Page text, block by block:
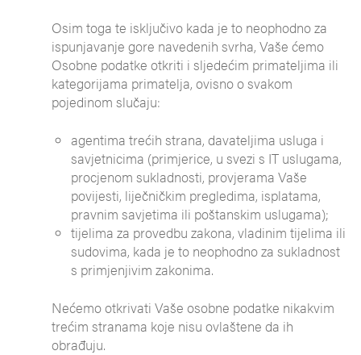
Osim toga te isključivo kada je to neophodno za
ispunjavanje gore navedenih svrha, Vaše ćemo
Osobne podatke otkriti i sljedećim primateljima ili
kategorijama primatelja, ovisno o svakom
pojedinom slučaju:
agentima trećih strana, davateljima usluga i
savjetnicima (primjerice, u svezi s IT uslugama,
procjenom sukladnosti, provjerama Vaše
povijesti, liječničkim pregledima, isplatama,
pravnim savjetima ili poštanskim uslugama);
tijelima za provedbu zakona, vladinim tijelima ili
sudovima, kada je to neophodno za sukladnost
s primjenjivim zakonima.
Nećemo otkrivati Vaše osobne podatke nikakvim
trećim stranama koje nisu ovlaštene da ih
obrađuju.